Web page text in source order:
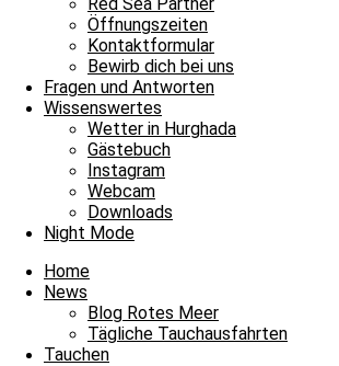
Öffnungszeiten
Kontaktformular
Bewirb dich bei uns
Fragen und Antworten
Wissenswertes
Wetter in Hurghada
Gästebuch
Instagram
Webcam
Downloads
Night Mode
Home
News
Blog Rotes Meer
Tägliche Tauchausfahrten
Tauchen
MoMo